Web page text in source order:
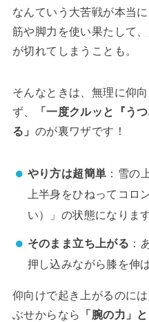
なんていう大苦戦が本当
筋や脚力を使い果たして
が切れてしまうことも。
そんなときは、無理に仰
ず、
「一度クルッと『う
る」 のが裏ワザです！
やり方は超簡単 ：雪の
上半身をひねってコロ
い）」の状態になります
そのまま立ち上がる ：
押し込みながら膝を伸
仰向けで起き上がるのに
ぶせからなら
「腕の力」